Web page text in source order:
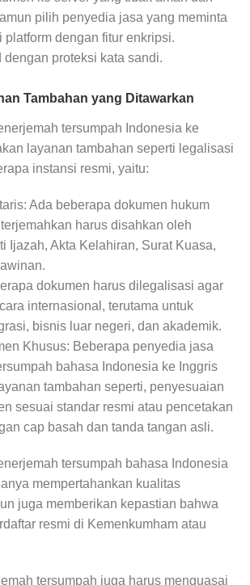
pilih penyedia jasa yang meminta
platform dengan fitur enkripsi.
dengan proteksi kata sandi.
Tambahan yang Ditawarkan
tersumpah Indonesia ke
layanan tambahan seperti legalisasi
instansi resmi, yaitu:
Ada beberapa dokumen hukum
harus disahkan oleh
Ijazah, Akta Kelahiran, Surat Kuasa,
dokumen harus dilegalisasi agar
internasional, terutama untuk
bisnis luar negeri, dan akademik.
Khusus: Beberapa penyedia jasa
bahasa Indonesia ke Inggris
tambahan seperti, penyesuaian
sesuai standar resmi atau pencetakan
cap basah dan tanda tangan asli.
tersumpah bahasa Indonesia
mempertahankan kualitas
juga memberikan kepastian bahwa
resmi di Kemenkumham atau
tersumpah juga harus menguasai